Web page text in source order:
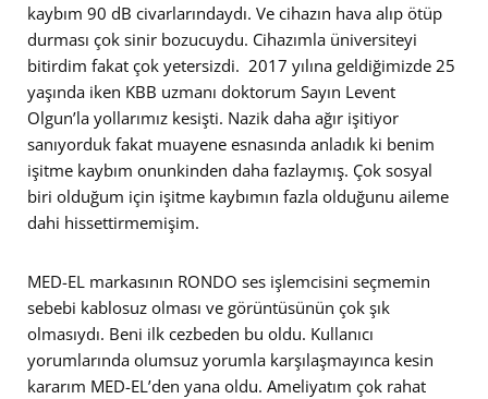
kaybım 90 dB civarlarındaydı. Ve cihazın hava alıp ötüp
durması çok sinir bozucuydu. Cihazımla üniversiteyi
bitirdim fakat çok yetersizdi. 2017 yılına geldiğimizde 25
yaşında iken KBB uzmanı doktorum Sayın Levent
Olgun’la yollarımız kesişti. Nazik daha ağır işitiyor
sanıyorduk fakat muayene esnasında anladık ki benim
işitme kaybım onunkinden daha fazlaymış. Çok sosyal
biri olduğum için işitme kaybımın fazla olduğunu aileme
dahi hissettirmemişim.
MED-EL markasının RONDO ses işlemcisini seçmemin
sebebi kablosuz olması ve görüntüsünün çok şık
olmasıydı. Beni ilk cezbeden bu oldu. Kullanıcı
yorumlarında olumsuz yorumla karşılaşmayınca kesin
kararım MED-EL’den yana oldu. Ameliyatım çok rahat